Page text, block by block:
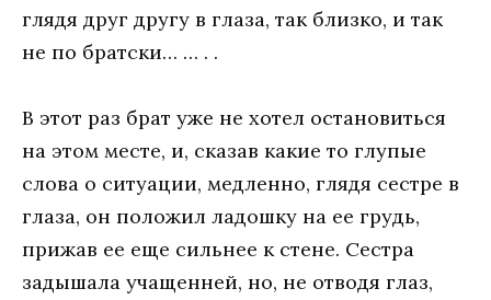
глядя друг другу в глаза, так близко, и так
не по братски… … . .
В этот раз брат уже не хотел остановиться
на этом месте, и, сказав какие то глупые
слова о ситуации, медленно, глядя сестре в
глаза, он положил ладошку на ее грудь,
прижав ее еще сильнее к стене. Сестра
задышала учащенней, но, не отводя глаз,